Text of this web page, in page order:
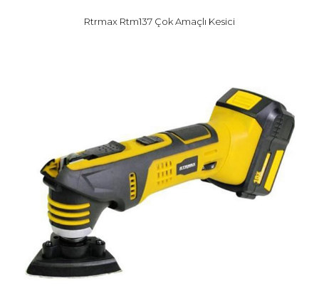
Rtrmax Rtm137 Çok Amaçlı Kesici